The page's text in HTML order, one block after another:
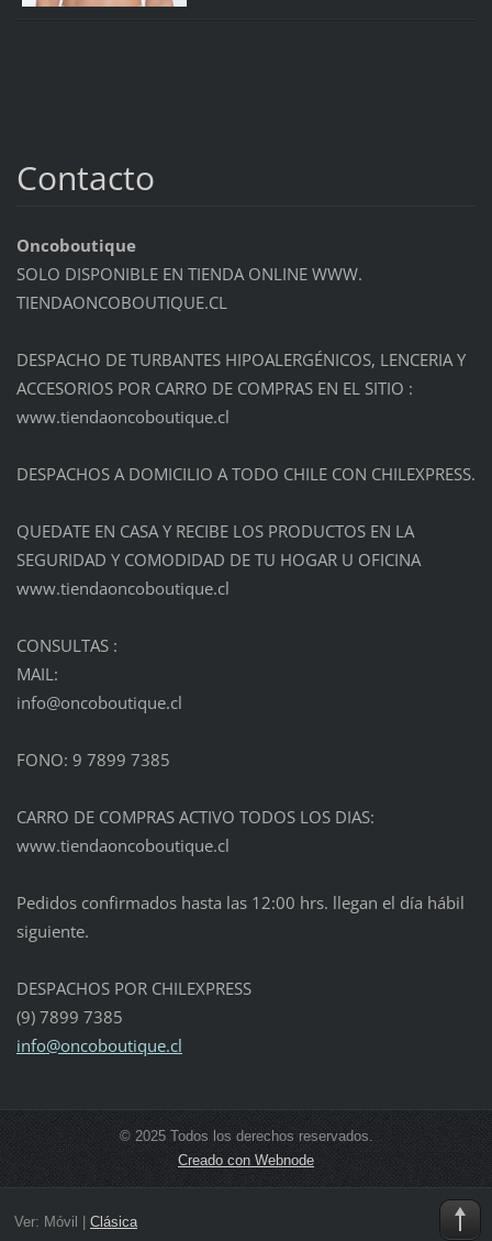
Contacto
Oncoboutique
SOLO DISPONIBLE EN TIENDA ONLINE WWW.
TIENDAONCOBOUTIQUE.CL
DESPACHO DE TURBANTES HIPOALERGÉNICOS, LENCERIA Y
ACCESORIOS POR CARRO DE COMPRAS EN EL SITIO :
www.tiendaoncoboutique.cl
DESPACHOS A DOMICILIO A TODO CHILE CON CHILEXPRESS.
QUEDATE EN CASA Y RECIBE LOS PRODUCTOS EN LA
SEGURIDAD Y COMODIDAD DE TU HOGAR U OFICINA
www.tiendaoncoboutique.cl
CONSULTAS :
MAIL:
info@oncoboutique.cl
FONO: 9 7899 7385
CARRO DE COMPRAS ACTIVO TODOS LOS DIAS:
www.tiendaoncoboutique.cl
Pedidos confirmados hasta las 12:00 hrs. llegan el día hábil
siguiente.
DESPACHOS POR CHILEXPRESS
(9) 7899 7385
info@oncoboutique.cl
© 2025 Todos los derechos reservados.
Creado con Webnode
Ver: Móvil Clásica